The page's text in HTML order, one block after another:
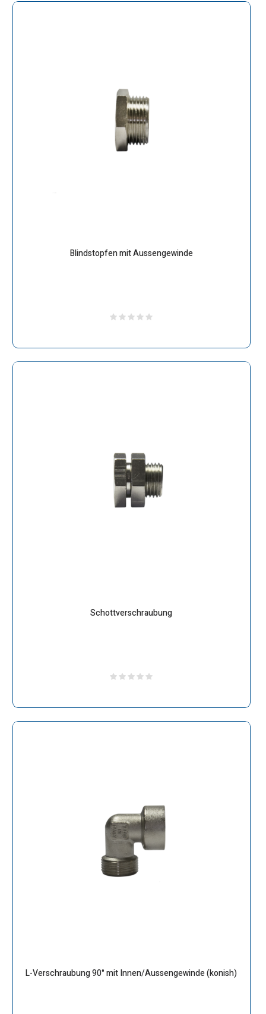
Blindstopfen mit Aussengewinde
Schottverschraubung
L-Verschraubung 90° mit Innen/Aussengewinde (konish)